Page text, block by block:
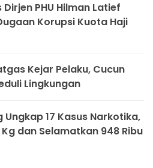
Dirjen PHU Hilman Latief
Korupsi Kuota Haji
Kejar Pelaku, Cucun
Lingkungan
Ungkap 17 Kasus Narkotika,
Kg dan Selamatkan 948 Ribu